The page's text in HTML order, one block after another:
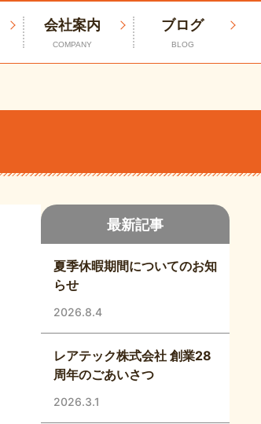
会社案内
COMPANY
ブログ
BLOG
最新記事
夏季休暇期間についてのお知
らせ
2026.8.4
レアテック株式会社 創業28
周年のごあいさつ
2026.3.1